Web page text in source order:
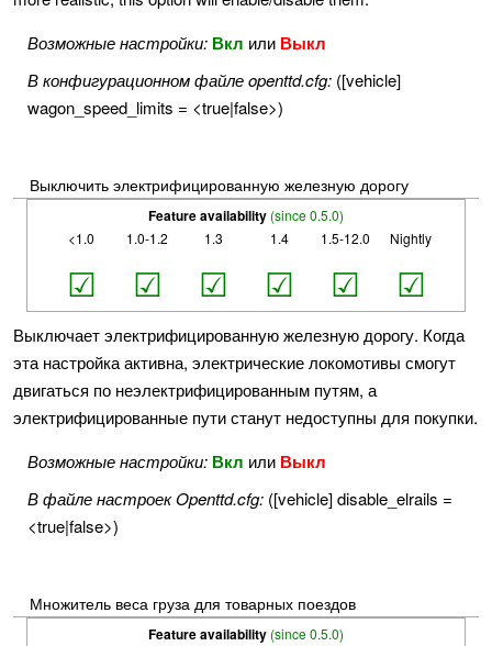
Возможные настройки: Вкл или Выкл
В конфигурационном файле openttd.cfg: ([vehicle]
wagon_speed_limits = <true|false>)
Выключить электрифицированную железную дорогу
Feature availability (since 0.5.0)
<1.0
☑
1.0-1.2
☑
1.3
☑
1.4
☑
1.5-12.0
☑
Nightly
☑
Выключает электрифицированную железную дорогу. Когда
эта настройка активна, электрические локомотивы смогут
двигаться по неэлектрифицированным путям, а
электрифицированные пути станут недоступны для покупки.
Возможные настройки: Вкл или Выкл
В файле настроек Openttd.cfg: ([vehicle] disable_elrails =
<true|false>)
Множитель веса груза для товарных поездов
Feature availability (since 0.5.0)